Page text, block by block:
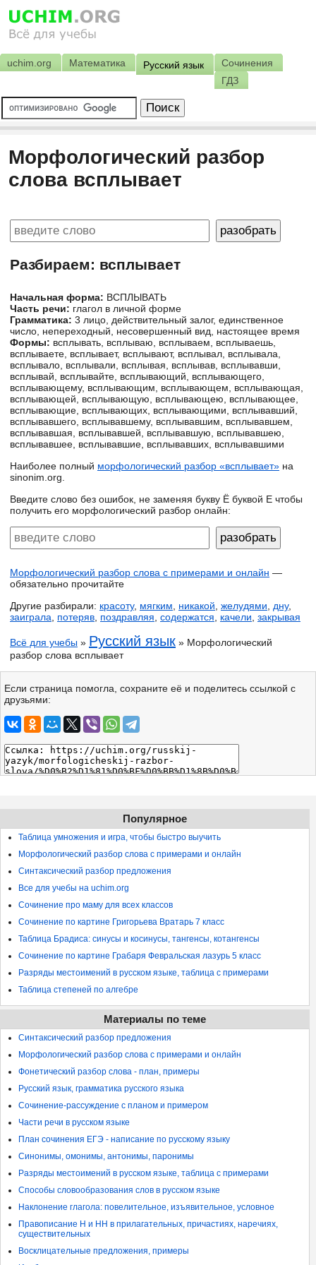
uchim.org Математика Русский язык
Сочинения
ГДЗ
Морфологический разбор
слова всплывает
Разбираем: всплывает
Начальная форма: ВСПЛЫВАТЬ
Часть речи: глагол в личной форме
Грамматика: 3 лицо, действительный залог, единственное
число, непереходный, несовершенный вид, настоящее время
Формы: всплывать, всплываю, всплываем, всплываешь,
всплываете, всплывает, всплывают, всплывал, всплывала,
всплывало, всплывали, всплывая, всплывав, всплывавши,
всплывай, всплывайте, всплывающий, всплывающего,
всплывающему, всплывающим, всплывающем, всплывающая,
всплывающей, всплывающую, всплывающею, всплывающее,
всплывающие, всплывающих, всплывающими, всплывавший,
всплывавшего, всплывавшему, всплывавшим, всплывавшем,
всплывавшая, всплывавшей, всплывавшую, всплывавшею,
всплывавшее, всплывавшие, всплывавших, всплывавшими
Наиболее полный морфологический разбор «всплывает» на
sinonim.org.
Введите слово без ошибок, не заменяя букву Ё буквой Е чтобы
получить его морфологический разбор онлайн:
Морфологический разбор слова с примерами и онлайн —
обязательно прочитайте
Другие разбирали: красоту, мягким никакой желудями дну,
заиграла
потеряв поздравляя содержатся качели закрывая
Всё для учебы » Русский язык » Морфологический
разбор слова всплывает
Если страница помогла, сохраните её и поделитесь ссылкой с
друзьями:
Популярное
Таблица умножения и игра, чтобы быстро выучить
Морфологический разбор слова с примерами и онлайн
Синтаксический разбор предложения
Все для учебы на uchim.org
Сочинение про маму для всех классов
Сочинение по картине Григорьева Вратарь 7 класс
Таблица Брадиса: синусы и косинусы, тангенсы, котангенсы
Сочинение по картине Грабаря Февральская лазурь 5 класс
Разряды местоимений в русском языке, таблица с примерами
Таблица степеней по алгебре
Материалы по теме
Синтаксический разбор предложения
Морфологический разбор слова с примерами и онлайн
Фонетический разбор слова - план, примеры
Русский язык, грамматика русского языка
Сочинение-рассуждение с планом и примером
Части речи в русском языке
План сочинения ЕГЭ - написание по русскому языку
Синонимы, омонимы, антонимы, паронимы
Разряды местоимений в русском языке, таблица с примерами
Способы словообразования слов в русском языке
Наклонение глагола: повелительное, изъявительное, условное
Правописание Н и НН в прилагательных, причастиях, наречиях,
существительных
Восклицательные предложения, примеры